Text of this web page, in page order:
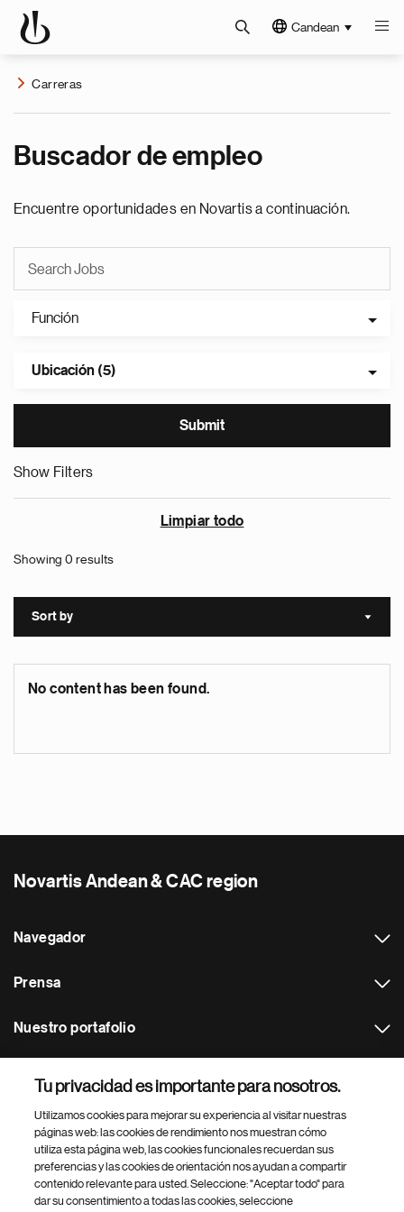
Candean
Carreras
Buscador de empleo
Encuentre oportunidades en Novartis a continuación.
Función
Ubicación (5)
Show Filters
Limpiar todo
Showing 0 results
Sort by Sort
No content has been found.
Novartis Andean & CAC region
Navegador
Prensa
Nuestro portafolio
Footer Site Search
Tu privacidad es importante para nosotros.
Utilizamos cookies para mejorar su experiencia al visitar nuestras
páginas web: las cookies de rendimiento nos muestran cómo
utiliza esta página web, las cookies funcionales recuerdan sus
preferencias y las cookies de orientación nos ayudan a compartir
contenido relevante para usted. Seleccione: "Aceptar todo" para
dar su consentimiento a todas las cookies, seleccione